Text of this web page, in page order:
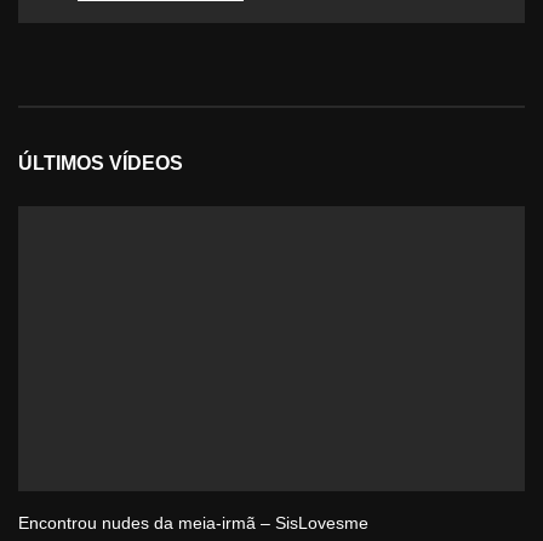
ÚLTIMOS VÍDEOS
Encontrou nudes da meia-irmã – SisLovesme